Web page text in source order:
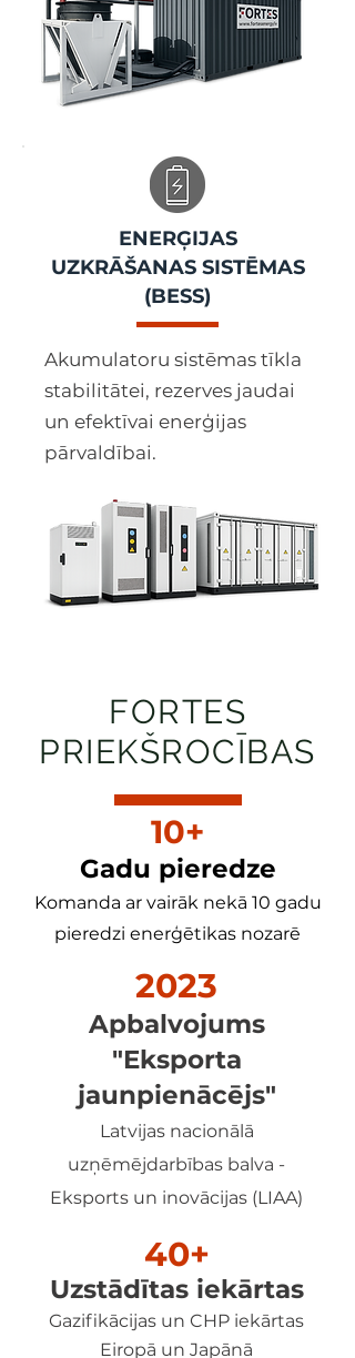
ENERĢIJAS
UZKRĀŠANAS SISTĒMAS
(BESS)
Akumulatoru sistēmas tīkla
stabilitātei, rezerves jaudai
un efektīvai enerģijas
pārvaldībai.
FORTES
PRIEKŠROCĪBAS
10+
Gadu pieredze
Komanda ar vairāk nekā 10 gadu
pieredzi enerģētikas nozarē
2023
Apbalvojums
"Eksporta
jaunpienācējs"
Latvijas nacionālā
uzņēmējdarbības balva -
Eksports un inovācijas (LIAA)
40+
Uzstādītas iekārtas
Gazifikācijas un CHP iekārtas
Eiropā un Japānā